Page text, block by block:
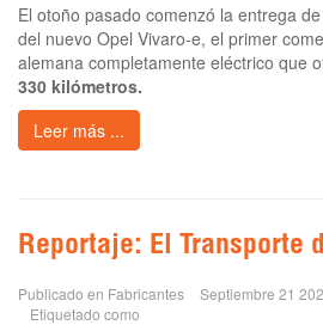
El otoño pasado comenzó la entrega
del nuevo Opel Vivaro-e, el primer
alemana completamente eléctrico que
330 kilómetros.
Leer más ...
Reportaje: El Transporte
Publicado en Fabricantes Septiembre 21
Etiquetado como